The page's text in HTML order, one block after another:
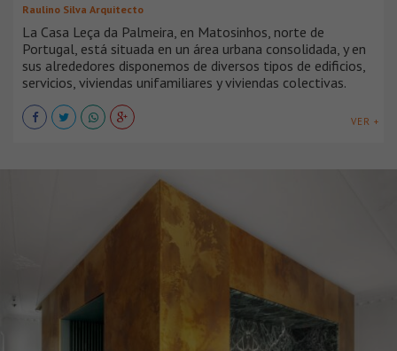
Raulino Silva Arquitecto
La Casa Leça da Palmeira, en Matosinhos, norte de
Portugal, está situada en un área urbana consolidada, y en
sus alrededores disponemos de diversos tipos de edificios,
servicios, viviendas unifamiliares y viviendas colectivas.
VER +